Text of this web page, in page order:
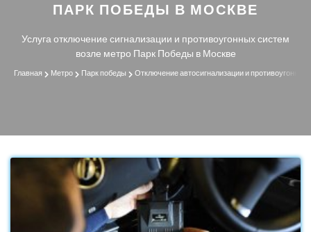
ПАРК ПОБЕДЫ В МОСКВЕ
Услуга отключение сигнализации и противоугонных систем
возле метро Парк Победы в Москве
Главная Метро Парк победы Отключение автосигнализации и противоугонных